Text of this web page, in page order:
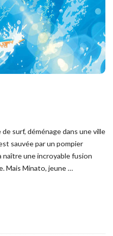
surf, déménage dans une ville
sauvée par un pompier
naître une incroyable fusion
Mais Minato, jeune…